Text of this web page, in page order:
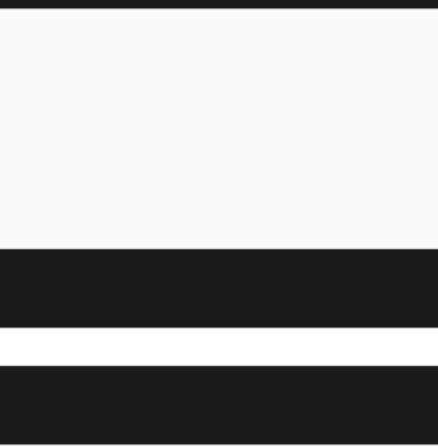
आयोजनगंगा कोई सामान्य नदी नही गंगा मां है-पंडित
संजय कृष्ण